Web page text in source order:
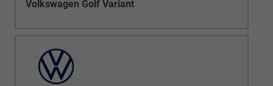
Volkswagen Golf Variant